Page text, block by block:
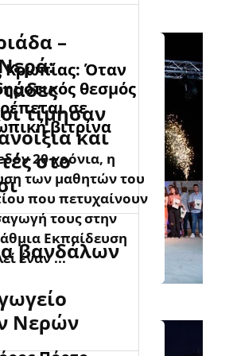
Κρωπίας: Όταν
θεσμός
σε
βιτρίνα
20 χρόνια, η
των μαθητών του
που πετυχαίνουν
τους στην
Εκπαίδευση
έναν ...
–
τίμησαν
και
στο
βανδάλων
Νερών